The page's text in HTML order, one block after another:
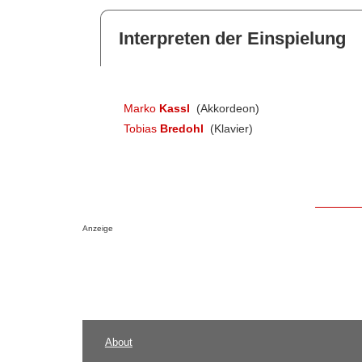
Interpreten der Einspielung
Marko Kassl
(Akkordeon)
Tobias Bredohl (Klavier)
Anzeige
About